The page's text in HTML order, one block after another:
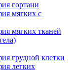
гортани
мягких с
мягких тканей
грудной клетки
легких